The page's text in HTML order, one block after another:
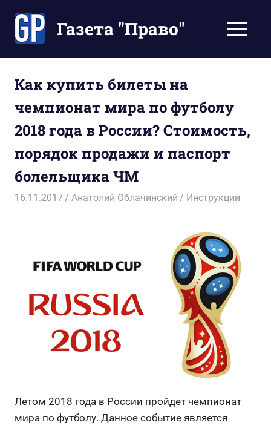
содержимомуГазета "Право"
экономят
Ваше
время
МЕНЮ
Как купить билеты на
чемпионат мира по футболу
2018 года в России? Стоимость,
порядок продажи и паспорт
болельщика ЧМ
16.11.2017 Анатолий Облачинский Инструкции
Летом 2018 года в России пройдет чемпионат
мира по футболу. Данное событие является